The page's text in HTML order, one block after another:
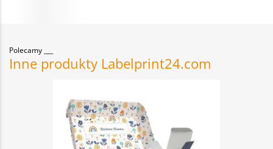
Polecamy
Inne produkty Labelprint24.com